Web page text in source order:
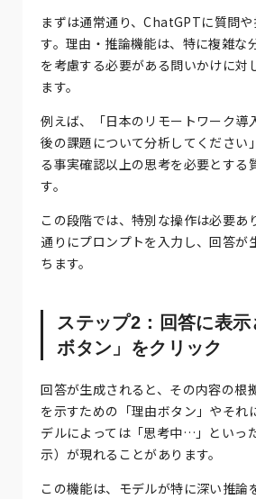
まずは通常通り、ChatGPTに質問
す。理由・推論機能は、特に複雑な
を考慮する必要がある問いかけに対
ます。
例えば、「日本のリモートワーク導
後の課題について分析してください
る事実確認以上の思考を必要とする
す。
この段階では、特別な操作は必要あ
通りにプロンプトを入力し、回答が
ちます。
ステップ2：回答に表
ボタン」をクリック
回答が生成されると、その内容の根
を示すための「理由ボタン」やそれ
デルによっては「思考中…」といっ
示）が現れることがあります。
この機能は、モデルが特に深い推論